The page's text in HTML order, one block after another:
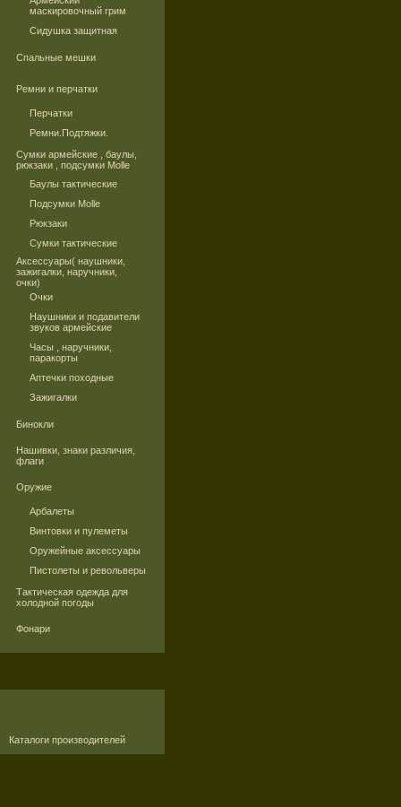
маскировочный грим
Сидушка защитная
Спальные мешки
Ремни и перчатки
Перчатки
Ремни.Подтяжки.
Сумки армейские , баулы,
рюкзаки , подсумки Molle
Баулы тактические
Подсумки Molle
Рюкзаки
Сумки тактические
Аксессуары( наушники,
зажигалки, наручники,
очки)
Очки
Наушники и подавители
звуков армейские
Часы , наручники,
паракорты
Аптечки походные
Зажигалки
Бинокли
Нашивки, знаки различия,
флаги
Оружие
Арбалеты
Винтовки и пулеметы
Оружейные аксессуары
Пистолеты и револьверы
Тактическая одежда для
холодной погоды
Фонари
Каталоги производителей